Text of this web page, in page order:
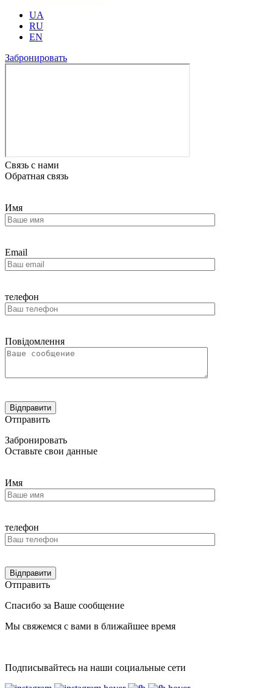
UA
RU
EN
Забронировать
Связь с нами
Обратная связь
Имя
Email
телефон
Повідомлення
Отправить
Забронировать
Оставьте свои данные
Имя
телефон
Отправить
Спасибо за Ваше сообщение
Мы свяжемся с вами в ближайшее время
Подписывайтесь на наши социальные сети